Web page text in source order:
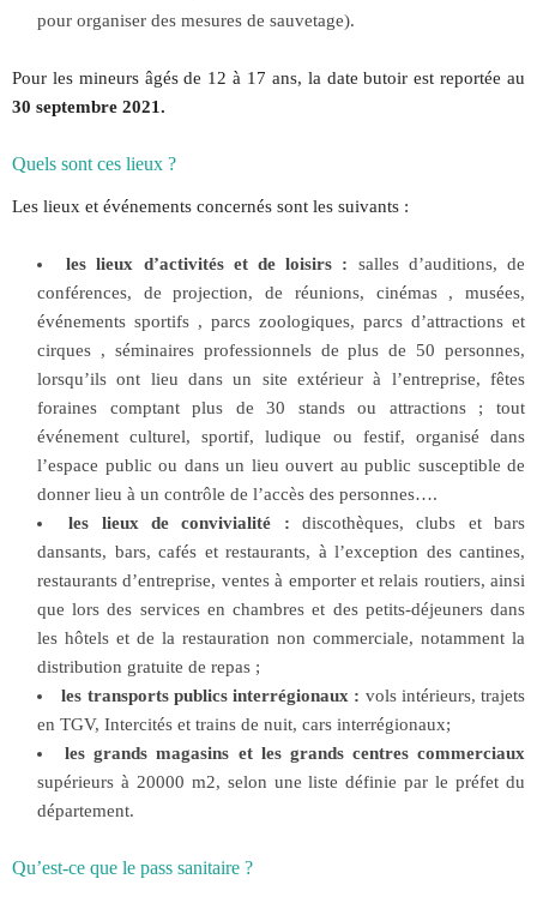
pour organiser des mesures de sauvetage).
Pour les mineurs âgés de 12 à 17 ans, la date butoir est reportée au
30 septembre 2021.
Quels sont ces lieux ?
Les lieux et événements concernés sont les suivants :
les lieux d’activités et de loisirs : salles d’auditions, de
conférences, de projection, de réunions, cinémas , musées,
événements sportifs , parcs zoologiques, parcs d’attractions et
cirques , séminaires professionnels de plus de 50 personnes,
lorsqu’ils ont lieu dans un site extérieur à l’entreprise, fêtes
foraines comptant plus de 30 stands ou attractions ; tout
événement culturel, sportif, ludique ou festif, organisé dans
l’espace public ou dans un lieu ouvert au public susceptible de
donner lieu à un contrôle de l’accès des personnes….
les lieux de convivialité : discothèques, clubs et bars
dansants, bars, cafés et restaurants, à l’exception des cantines,
restaurants d’entreprise, ventes à emporter et relais routiers, ainsi
que lors des services en chambres et des petits-déjeuners dans
les hôtels et de la restauration non commerciale, notamment la
distribution gratuite de repas ;
les transports publics interrégionaux : vols intérieurs, trajets
en TGV, Intercités et trains de nuit, cars interrégionaux;
les grands magasins et les grands centres commerciaux
supérieurs à 20000 m2, selon une liste définie par le préfet du
département.
Qu’est-ce que le pass sanitaire ?